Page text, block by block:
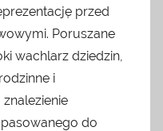
przed
Poruszane
wachlarz dziedzin,
i
do